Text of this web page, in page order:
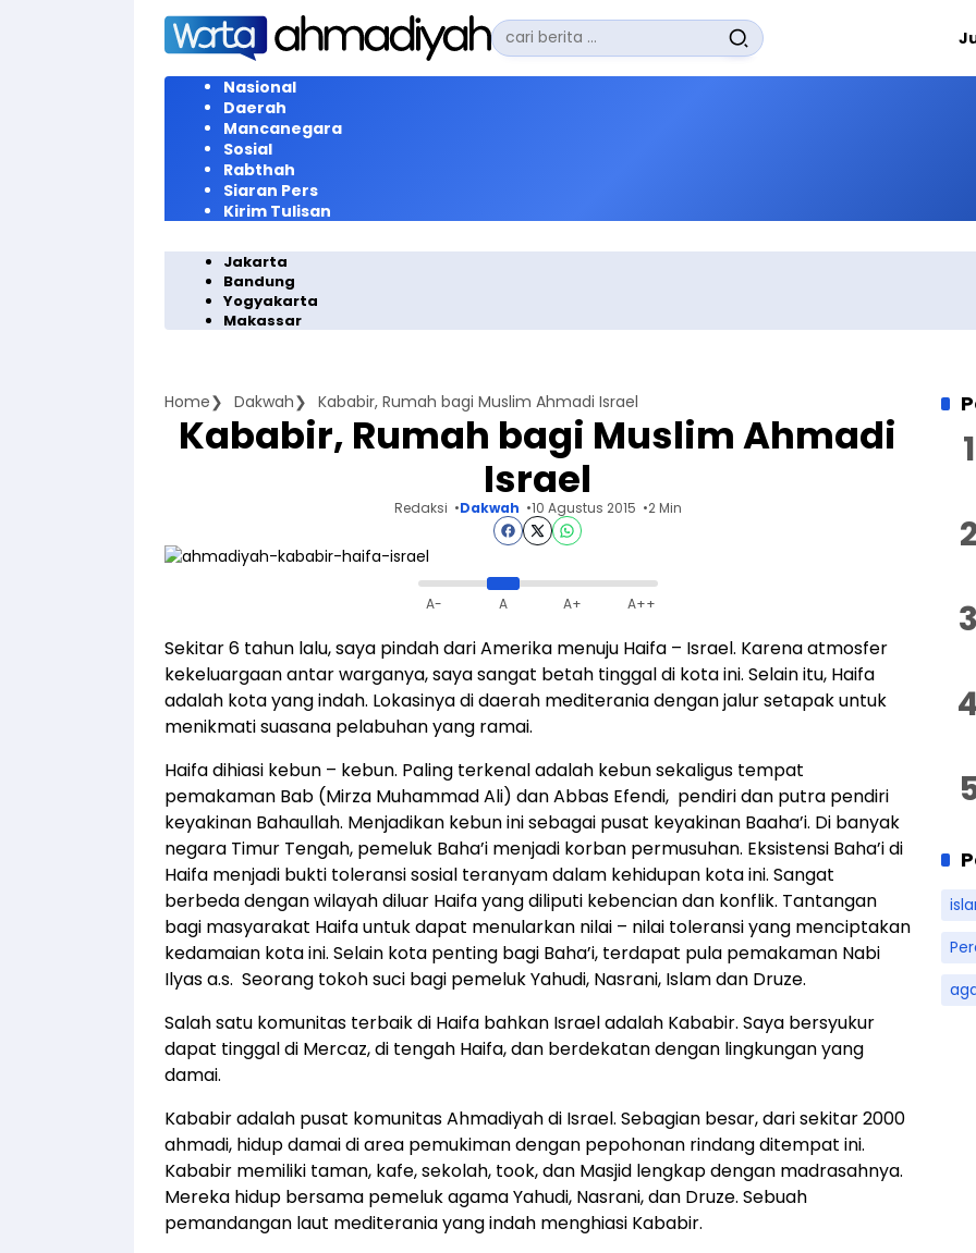
Langsung
konten
Pencarian
untuk:
Nasional
Daerah
Mancanegara
Sosial
Rabthah
Siaran Pers
Kirim Tulisan
Jakarta
Bandung
Yogyakarta
Makassar
Home Dakwah Kababir, Rumah bagi Muslim Ahmadi Israel
Kababir, Rumah bagi Muslim Ahmadi
Israel
Redaksi Dakwah 10 Agustus 2015 2 Min
A- A A+ A++
Sekitar 6 tahun lalu, saya pindah dari Amerika menuju Haifa – Israel. Karena atmosfer
kekeluargaan antar warganya, saya sangat betah tinggal di kota ini. Selain itu, Haifa
adalah kota yang indah. Lokasinya di daerah mediterania dengan jalur setapak untuk
menikmati suasana pelabuhan yang ramai.
Haifa dihiasi kebun – kebun. Paling terkenal adalah kebun sekaligus tempat
pemakaman Bab (Mirza Muhammad Ali) dan Abbas Efendi, pendiri dan putra pendiri
keyakinan Bahaullah. Menjadikan kebun ini sebagai pusat keyakinan Baaha’i. Di banyak
negara Timur Tengah, pemeluk Baha’i menjadi korban permusuhan. Eksistensi Baha’i di
Haifa menjadi bukti toleransi sosial teranyam dalam kehidupan kota ini. Sangat
berbeda dengan wilayah diluar Haifa yang diliputi kebencian dan konflik. Tantangan
bagi masyarakat Haifa untuk dapat menularkan nilai – nilai toleransi yang menciptakan
kedamaian kota ini. Selain kota penting bagi Baha’i, terdapat pula pemakaman Nabi
Ilyas a.s. Seorang tokoh suci bagi pemeluk Yahudi, Nasrani, Islam dan Druze.
Salah satu komunitas terbaik di Haifa bahkan Israel adalah Kababir. Saya bersyukur
dapat tinggal di Mercaz, di tengah Haifa, dan berdekatan dengan lingkungan yang
damai.
Kababir adalah pusat komunitas Ahmadiyah di Israel. Sebagian besar, dari sekitar 2000
ahmadi, hidup damai di area pemukiman dengan pepohonan rindang ditempat ini.
Kababir memiliki taman, kafe, sekolah, took, dan Masjid lengkap dengan madrasahnya.
Mereka hidup bersama pemeluk agama Yahudi, Nasrani, dan Druze. Sebuah
pemandangan laut mediterania yang indah menghiasi Kababir.